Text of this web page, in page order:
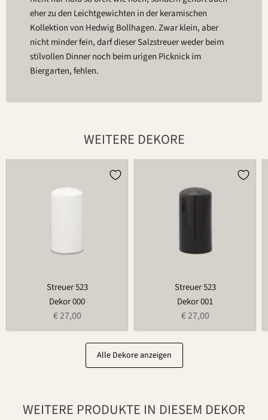
eher zu den Leichtgewichten in der keramischen
Kollektion von Hedwig Bollhagen. Zwar klein, aber
nicht minder fein, darf dieser Salzstreuer weder beim
stilvollen Dinner noch beim urigen Picknick im
Biergarten, fehlen.
WEITERE DEKORE
Streuer 523
Dekor 000
€ 27,00
Streuer 523
Dekor 001
€ 27,00
Alle Dekore anzeigen
WEITERE PRODUKTE IN DIESEM DEKOR